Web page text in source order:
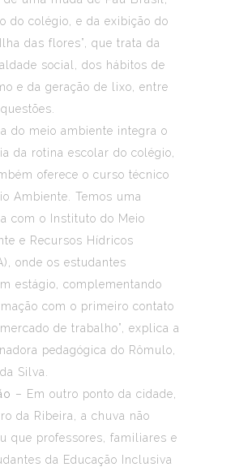
do colégio, e da exibição do
das flores”, que trata da
social, dos hábitos de
e da geração de lixo, entre
do meio ambiente integra o
da rotina escolar do colégio,
oferece o curso técnico
Ambiente. Temos uma
com o Instituto do Meio
e Recursos Hídricos
onde os estudantes
estágio, complementando
com o primeiro contato
de trabalho”, explica a
pedagógica do Rômulo,
Silva.
– Em outro ponto da cidade,
da Ribeira, a chuva não
que professores, familiares e
da Educação Inclusiva